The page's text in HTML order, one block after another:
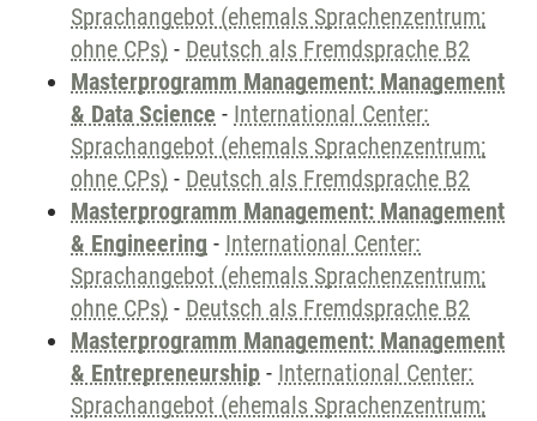
Sprachangebot (ehemals Sprachenzentrum;
ohne CPs) - Deutsch als Fremdsprache B2
Masterprogramm Management: Management
& Data Science - International Center:
Sprachangebot (ehemals Sprachenzentrum;
ohne CPs) - Deutsch als Fremdsprache B2
Masterprogramm Management: Management
& Engineering - International Center:
Sprachangebot (ehemals Sprachenzentrum;
ohne CPs) - Deutsch als Fremdsprache B2
Masterprogramm Management: Management
& Entrepreneurship - International Center:
Sprachangebot (ehemals Sprachenzentrum;